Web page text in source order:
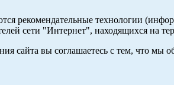
рекомендательные технологии
сети "Интернет", находящихся на
сайта вы соглашаетесь с тем, что мы